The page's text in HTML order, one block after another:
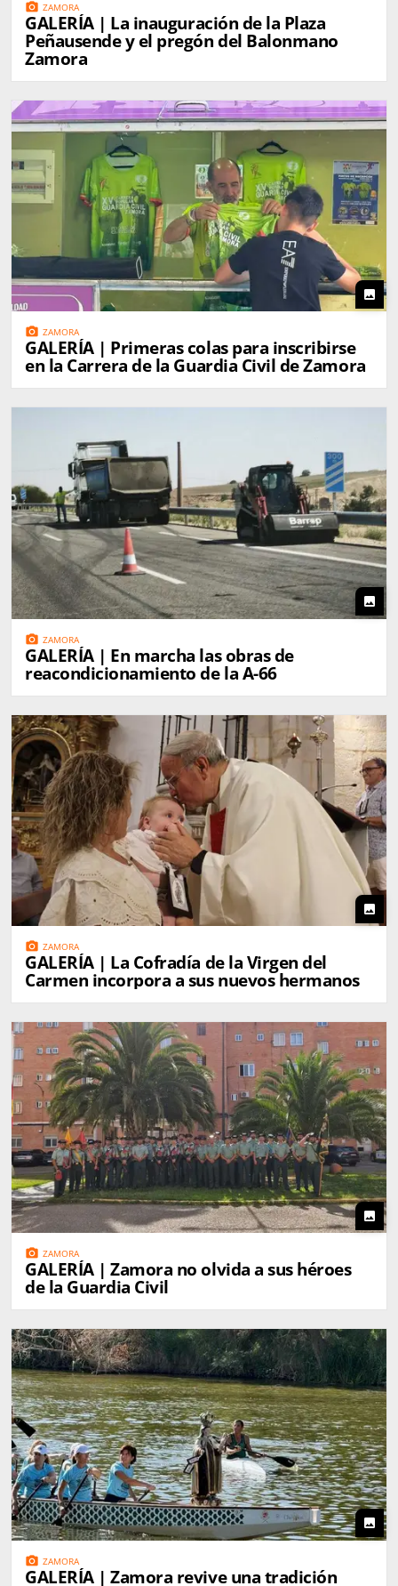
photo_camera ZAMORA
GALERÍA | La inauguración de la Plaza
Peñausende y el pregón del Balonmano
Zamora
photo
photo_camera ZAMORA
GALERÍA | Primeras colas para inscribirse
en la Carrera de la Guardia Civil de Zamora
photo
photo_camera ZAMORA
GALERÍA | En marcha las obras de
reacondicionamiento de la A-66
photo
photo_camera ZAMORA
GALERÍA | La Cofradía de la Virgen del
Carmen incorpora a sus nuevos hermanos
photo
photo_camera ZAMORA
GALERÍA | Zamora no olvida a sus héroes
de la Guardia Civil
photo
photo_camera ZAMORA
GALERÍA | Zamora revive una tradición